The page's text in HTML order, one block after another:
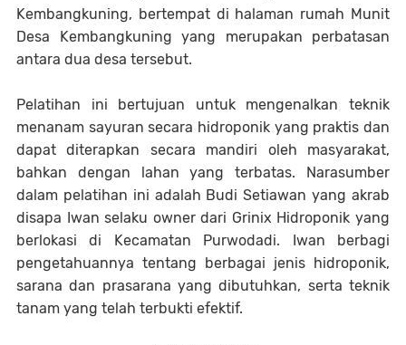
Kembangkuning, bertempat di halaman rumah Munit
Desa Kembangkuning yang merupakan perbatasan
antara dua desa tersebut.
Pelatihan ini bertujuan untuk mengenalkan teknik
menanam sayuran secara hidroponik yang praktis dan
dapat diterapkan secara mandiri oleh masyarakat,
bahkan dengan lahan yang terbatas. Narasumber
dalam pelatihan ini adalah Budi Setiawan yang akrab
disapa Iwan selaku owner dari Grinix Hidroponik yang
berlokasi di Kecamatan Purwodadi. Iwan berbagi
pengetahuannya tentang berbagai jenis hidroponik,
sarana dan prasarana yang dibutuhkan, serta teknik
tanam yang telah terbukti efektif.